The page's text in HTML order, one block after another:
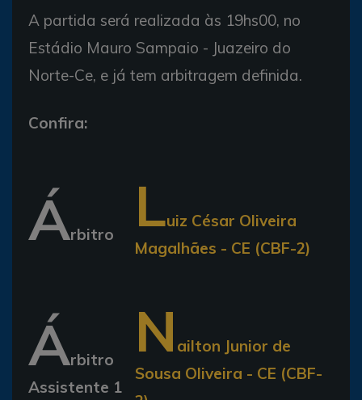
A partida será realizada às 19hs00, no
Estádio Mauro Sampaio - Juazeiro do
Norte-Ce, e já tem arbitragem definida.
Confira:
Árbitro Luiz César Oliveira
Magalhães - CE (CBF-2)
Árbitro
Assistente 1
N ailton Junior de
Sousa Oliveira - CE (CBF-